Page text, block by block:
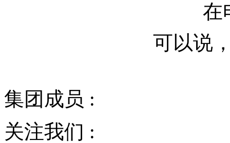
在
可以说
集团成员 :
关注我们 :